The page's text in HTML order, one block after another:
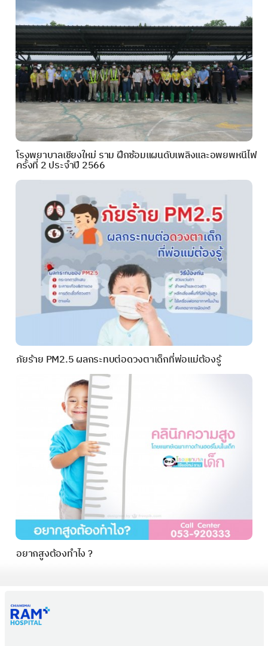
โรงพยาบาลเชียงใหม่ ราม ฝึกซ้อมแผนดับเพลิงและอพยพหนีไฟ
ครั้งที่ 2 ประจำปี 2566
ภัยร้าย PM2.5 ผลกระทบต่อดวงตาเด็กที่พ่อแม่ต้องรู้
อยากสูงต้องทำไง ?